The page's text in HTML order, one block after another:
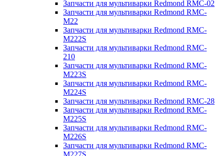
Запчасти для мультиварки Redmond RMC-02
Запчасти для мультиварки Redmond RMC-
M22
Запчасти для мультиварки Redmond RMC-
M222S
Запчасти для мультиварки Redmond RMC-
210
Запчасти для мультиварки Redmond RMC-
M223S
Запчасти для мультиварки Redmond RMC-
M224S
Запчасти для мультиварки Redmond RMC-28
Запчасти для мультиварки Redmond RMC-
M225S
Запчасти для мультиварки Redmond RMC-
M226S
Запчасти для мультиварки Redmond RMC-
M227S